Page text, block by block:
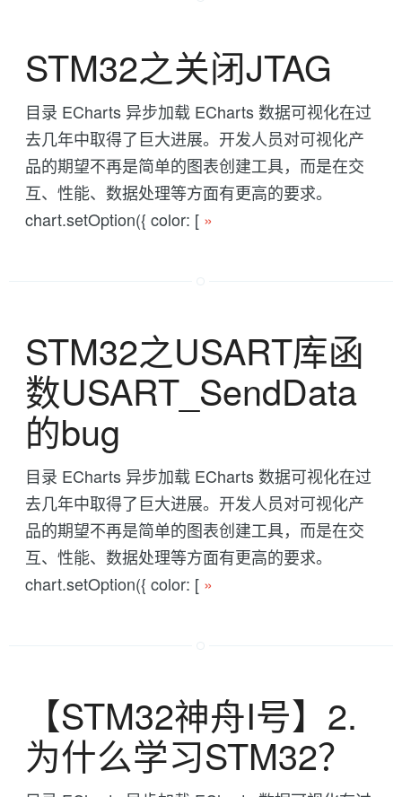
STM32之关闭JTAG
目录 ECharts 异步加载 ECharts 数据可视化在过
去几年中取得了巨大进展。开发人员对可视化产
品的期望不再是简单的图表创建工具，而是在交
互、性能、数据处理等方面有更高的要求。
chart.setOption({ color: [ »
STM32之USART库函
数USART_SendData
的bug
目录 ECharts 异步加载 ECharts 数据可视化在过
去几年中取得了巨大进展。开发人员对可视化产
品的期望不再是简单的图表创建工具，而是在交
互、性能、数据处理等方面有更高的要求。
chart.setOption({ color: [ »
【STM32神舟I号】2.
为什么学习STM32？